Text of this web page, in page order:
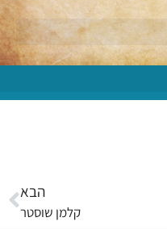
הבא
קלמן שוסטר